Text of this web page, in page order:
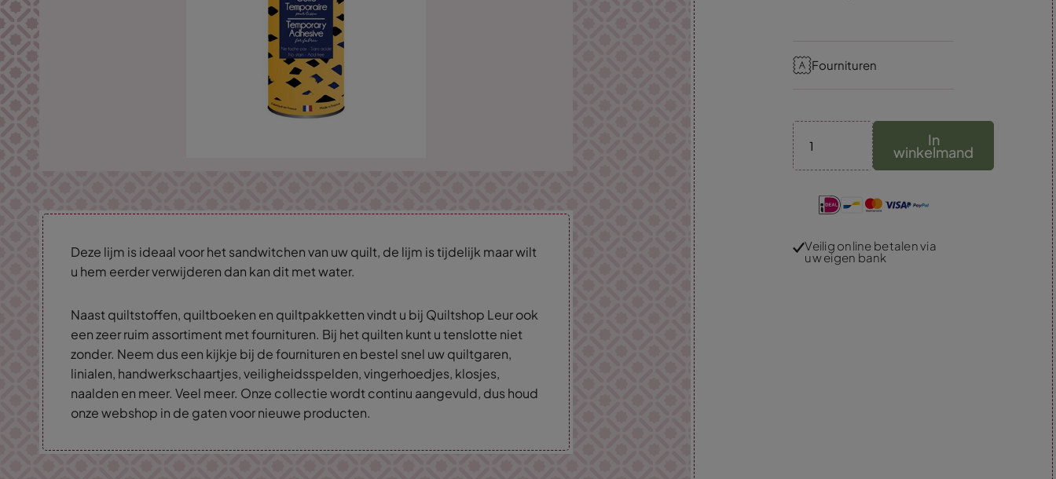
Deze lijm is ideaal voor het sandwitchen van uw quilt, de lijm is tijdelijk maar wilt
u hem eerder verwijderen dan kan dit met water.
Naast quiltstoffen, quiltboeken en quiltpakketten vindt u bij Quiltshop Leur ook
een zeer ruim assortiment met fournituren. Bij het quilten kunt u tenslotte niet
zonder. Neem dus een kijkje bij de fournituren en bestel snel uw quiltgaren,
linialen, handwerkschaartjes, veiligheidsspelden, vingerhoedjes, klosjes,
naalden en meer. Veel meer. Onze collectie wordt continu aangevuld, dus houd
onze webshop in de gaten voor nieuwe producten.
Fournituren
In
winkelmand
Veilig online betalen via
uw eigen bank